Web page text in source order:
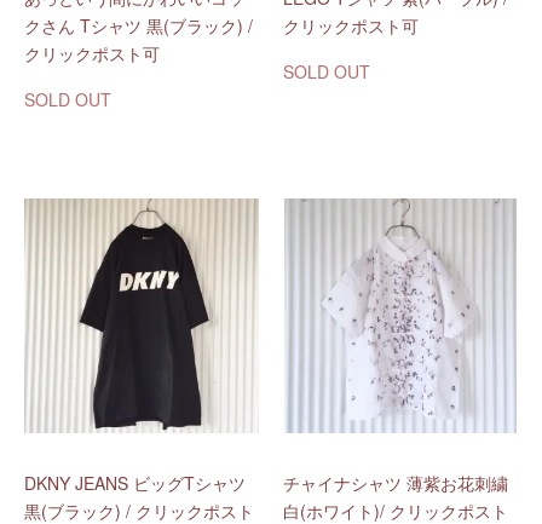
クさん Tシャツ 黒(ブラック) /
クリックポスト可
SOLD OUT
クリックポスト可
SOLD OUT
DKNY JEANS ビッグTシャツ
黒(ブラック) / クリックポスト
チャイナシャツ 薄紫お花刺繍
白(ホワイト)/ クリックポスト